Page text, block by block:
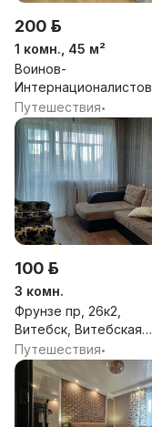
200 р.
1 комн., 45 м²
Воинов-
Интернационалистов
ул, 4, Витебск,
Витебская обл.
Путешествия•
100 р.
3 комн.
Фрунзе пр, 26к2,
Витебск, Витебская
обл.
Путешествия•